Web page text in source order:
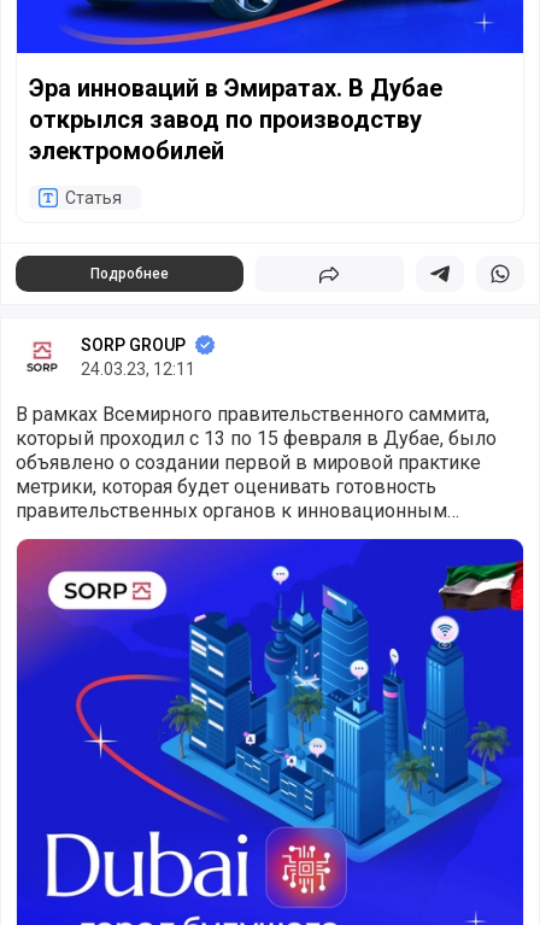
Эра инноваций в Эмиратах. В Дубае
открылся завод по производству
электромобилей
Статья
Подробнее Поделиться Поделиться в
SORP GROUP
24.03.23, 12:11
В рамках Всемирного правительственного саммита,
который проходил с 13 по 15 февраля в Дубае, было
объявлено о создании первой в мировой практике
метрики, которая будет оценивать готовность
правительственных органов к инновационным
изменениям в экономике эмирата.
Дубай - город будущего. В эмирате создан рейтинг